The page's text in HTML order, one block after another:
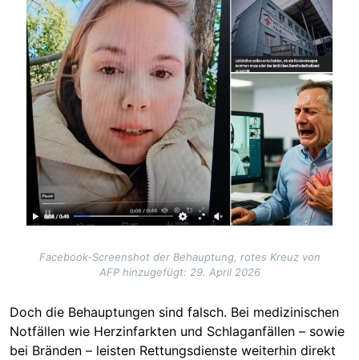
Facebook-Screenshot der Behauptung, rotes Kreuz von
AFP hinzugefügt: 29. April 2026
Doch die Behauptungen sind falsch. Bei medizinischen
Notfällen wie Herzinfarkten und Schlaganfällen – sowie
bei Bränden – leisten Rettungsdienste weiterhin direkt